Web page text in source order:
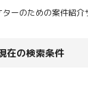
ーのための案件紹
在の検索条件